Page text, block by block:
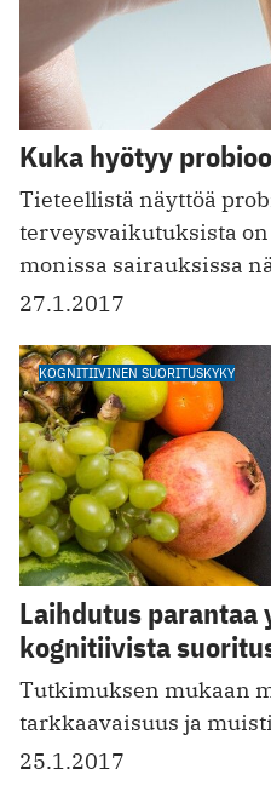
Kuka hyötyy
Tieteellistä näyttöä
terveysvaikutuksista
monissa ­sairauksissa
27.1.2017
KOGNITIIVINEN SUORITUSKYKY
Laihdutus parantaa
kognitiivista
Tutkimuksen mukaan
tarkkaavaisuus ja
25.1.2017